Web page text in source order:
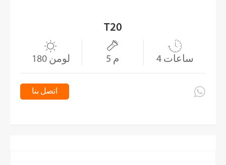
T20

180 لومن

5 م

4 ساعات
اتصل بنا 